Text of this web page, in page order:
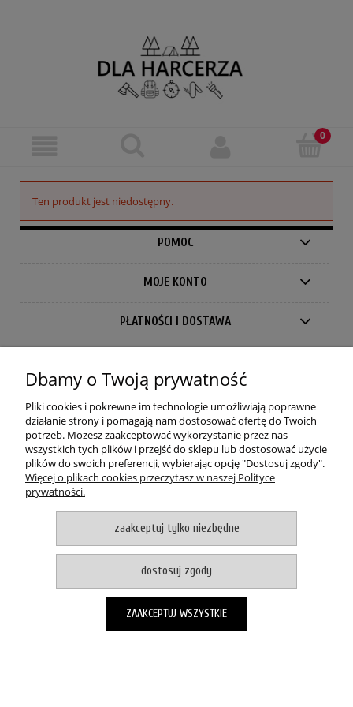
Ten produkt jest niedostępny.
POMOC
MOJE KONTO
PŁATNOŚCI I DOSTAWA
pokaż pełną wersję strony
Witaj, nasz sklep internetowy wykorzystuje pliki cookies.
akceptuje i zamykam okno
Zapisanych za pomocą cookies informacji używamy w celach reklamowych i
statystycznych. W programie służącym do obsługi internetu można zmienić
ustawienia dotyczące cookies. Korzystanie z naszych serwisów
internetowych bez zmiany ustawień dotyczących cookies oznacza, że będą
one zapisane w pamięci urządzenia. Więcej informacji można znaleźć w
naszej Polityce prywatności
Dbamy o Twoją prywatność
Pliki cookies i pokrewne im technologie umożliwiają poprawne
działanie strony i pomagają nam dostosować ofertę do Twoich
potrzeb. Możesz zaakceptować wykorzystanie przez nas
wszystkich tych plików i przejść do sklepu lub dostosować użycie
plików do swoich preferencji, wybierając opcję "Dostosuj zgody".
Więcej o plikach cookies przeczytasz w naszej Polityce
prywatności.
zaakceptuj tylko niezbędne
dostosuj zgody
ZAAKCEPTUJ WSZYSTKIE